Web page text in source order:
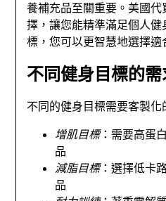
養補充品至關重要。美國
擇，讓您能精準滿足個人健
標，您可以更智慧地選擇適
不同健身目標的
不同的健身目標需要客製化
增肌目標：需要高蛋
品
減脂目標：選擇低卡
品